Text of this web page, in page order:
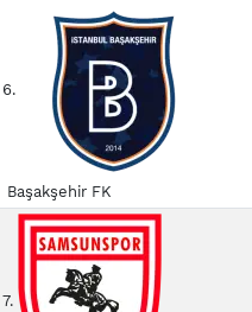
6.
Başakşehir FK
7.